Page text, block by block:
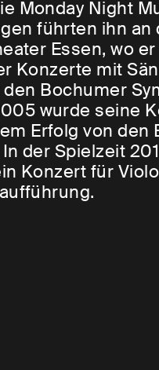
Monday Night
führten ihn an
Essen, wo
Konzerte mit
Bochumer
wurde seine
Erfolg von den
der Spielzeit
Konzert für